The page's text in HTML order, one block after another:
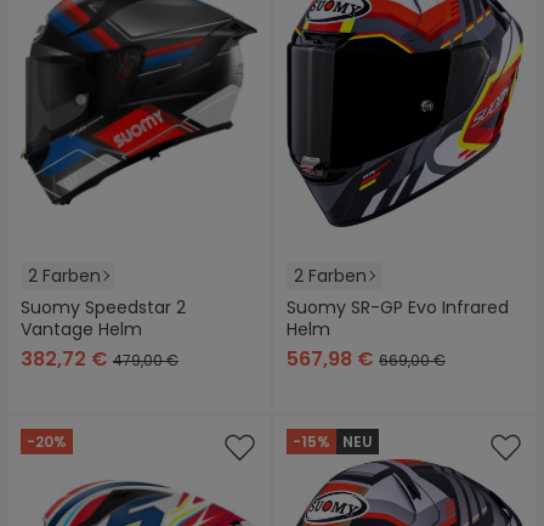
2 Farben
Suomy Speedstar 2
Vantage Helm
382,72 € 479,00 €
2 Farben
Suomy SR-GP Evo Infrared
Helm
567,98 € 669,00 €
-20% -15% NEU